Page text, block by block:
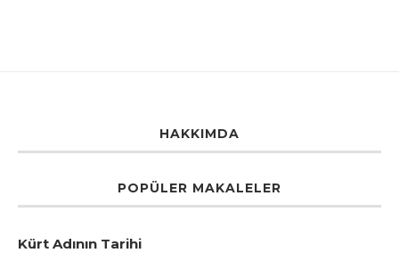
HAKKIMDA
POPÜLER MAKALELER
Kürt Adının Tarihi